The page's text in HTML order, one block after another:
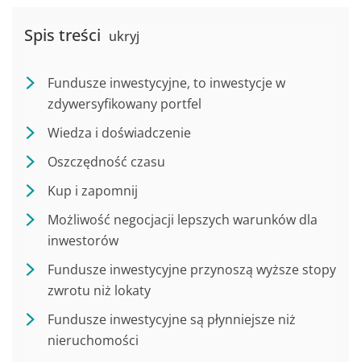
Spis treści ukryj
Fundusze inwestycyjne, to inwestycje w
zdywersyfikowany portfel
Wiedza i doświadczenie
Oszczędność czasu
Kup i zapomnij
Możliwość negocjacji lepszych warunków dla
inwestorów
Fundusze inwestycyjne przynoszą wyższe stopy
zwrotu niż lokaty
Fundusze inwestycyjne są płynniejsze niż
nieruchomości